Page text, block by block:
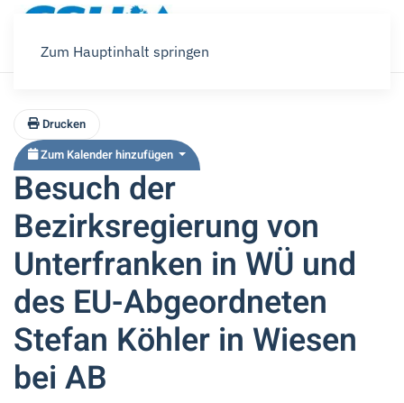
Zum Hauptinhalt springen
Drucken
Zum Kalender hinzufügen
Besuch der
Bezirksregierung von
Unterfranken in WÜ und
des EU-Abgeordneten
Stefan Köhler in Wiesen
bei AB